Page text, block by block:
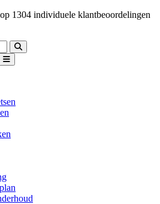
1304 individuele klantbeoordelingen